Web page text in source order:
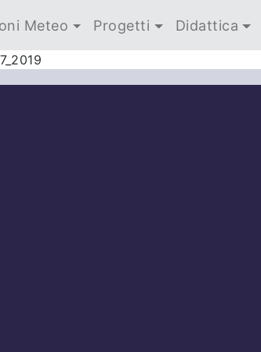
Meteo Progetti Didattica